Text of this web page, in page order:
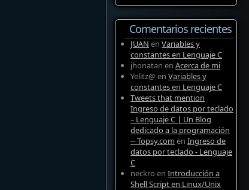
Comentarios recientes
JUAN en Variables y
constantes en Lenguaje C
jhonatan en Acerca de mi
Yelitz@ en Variables y
constantes en Lenguaje C
Tweets that mention
Ingreso de datos por teclado
– Lenguaje C | Un Blog
dedicado a la programación
-- Topsy.com en Ingreso de
datos por teclado - Lenguaje
C
neckro en Introducción a
Shell Script en Linux/Unix